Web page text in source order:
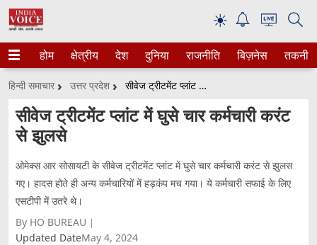
☀
होम क्षेत्रीय देश दुनिया राजनीति बिज़नेस तकनीक
हिन्दी समाचार उत्तर प्रदेश सीवेज ट्रीटमेंट प्लांट में घुसे चार कर्मचारी करंट से झुलसे
सीवेज ट्रीटमेंट प्लांट में घुसे चार कर्मचारी करंट
से झुलसे
ओमेक्स आर सोसायटी के सीवेज ट्रीटमेंट प्लांट में घुसे चार कर्मचारी करंट से झुलस
गए। हादस होते ही अन्य कर्मचारियों में हड़कंप मच गया। ये कर्मचारी सफाई के लिए
एसटीपी में उतरे थे।
By HO BUREAU
Updated DateMay 4, 2024